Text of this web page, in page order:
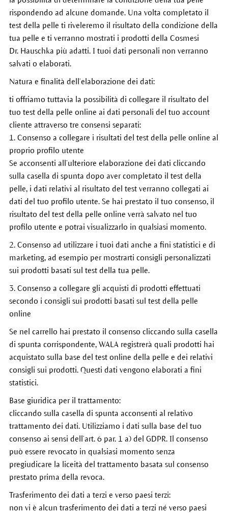
rispondendo ad alcune domande. Una volta completato il
test della pelle ti riveleremo il risultato della condizione della
tua pelle e ti verranno mostrati i prodotti della Cosmesi
Dr. Hauschka più adatti. I tuoi dati personali non verranno
salvati o elaborati.
Natura e finalità dell’elaborazione dei dati:
ti offriamo tuttavia la possibilità di collegare il risultato del
tuo test della pelle online ai dati personali del tuo account
cliente attraverso tre consensi separati:
1. Consenso a collegare i risultati del test della pelle online al
proprio profilo utente
Se acconsenti all’ulteriore elaborazione dei dati cliccando
sulla casella di spunta dopo aver completato il test della
pelle, i dati relativi al risultato del test verranno collegati ai
dati del tuo profilo utente. Se hai prestato il tuo consenso, il
risultato del test della pelle online verrà salvato nel tuo
profilo utente e potrai visualizzarlo in qualsiasi momento.
2. Consenso ad utilizzare i tuoi dati anche a fini statistici e di
marketing, ad esempio per mostrarti consigli personalizzati
sui prodotti basati sul test della tua pelle.
3. Consenso a collegare gli acquisti di prodotti effettuati
secondo i consigli sui prodotti basati sul test della pelle
online
Se nel carrello hai prestato il consenso cliccando sulla casella
di spunta corrispondente, WALA registrerà quali prodotti hai
acquistato sulla base del test online della pelle e dei relativi
consigli sui prodotti. Questi dati vengono elaborati a fini
statistici.
Base giuridica per il trattamento:
cliccando sulla casella di spunta acconsenti al relativo
trattamento dei dati. Utilizziamo i dati sulla base del tuo
consenso ai sensi dell’art. 6 par. 1 a) del GDPR. Il consenso
può essere revocato in qualsiasi momento senza
pregiudicare la liceità del trattamento basata sul consenso
prestato prima della revoca.
Trasferimento dei dati a terzi e verso paesi terzi:
non vi è alcun trasferimento dei dati a terzi né verso paesi